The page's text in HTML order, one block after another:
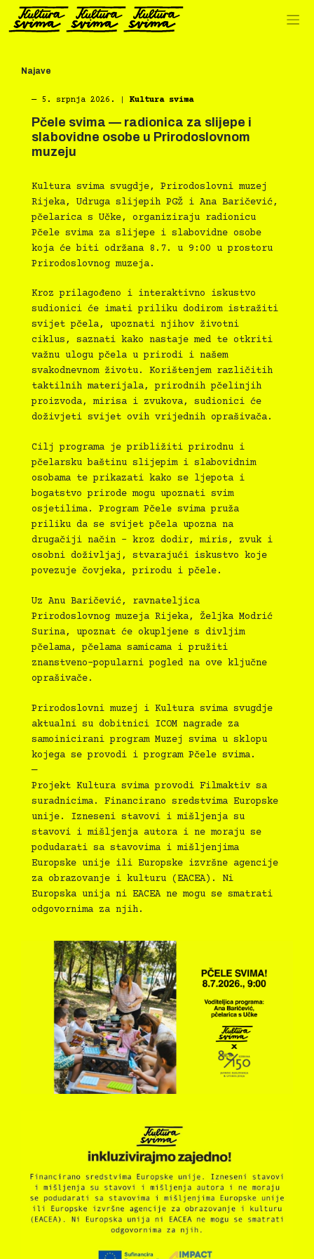
Preskoči
sadržaj
Najave
― 5. srpnja 2026. Kultura svima
Pčele svima — radionica za slijepe i
slabovidne osobe u Prirodoslovnom
muzeju
Kultura svima svugdje, Prirodoslovni muzej
Rijeka, Udruga slijepih PGŽ i Ana Baričević,
pčelarica s Učke, organiziraju radionicu
Pčele svima za slijepe i slabovidne osobe
koja će biti održana 8.7. u 9:00 u prostoru
Prirodoslovnog muzeja.
Kroz prilagođeno i interaktivno iskustvo
sudionici će imati priliku dodirom istražiti
svijet pčela, upoznati njihov životni
ciklus, saznati kako nastaje med te otkriti
važnu ulogu pčela u prirodi i našem
svakodnevnom životu. Korištenjem različitih
taktilnih materijala, prirodnih pčelinjih
proizvoda, mirisa i zvukova, sudionici će
doživjeti svijet ovih vrijednih oprašivača.
Cilj programa je približiti prirodnu i
pčelarsku baštinu slijepim i slabovidnim
osobama te prikazati kako se ljepota i
bogatstvo prirode mogu upoznati svim
osjetilima. Program Pčele svima pruža
priliku da se svijet pčela upozna na
drugačiji način – kroz dodir, miris, zvuk i
osobni doživljaj, stvarajući iskustvo koje
povezuje čovjeka, prirodu i pčele.
Uz Anu Baričević, ravnateljica
Prirodoslovnog muzeja Rijeka, Željka Modrić
Surina, upoznat će okupljene s divljim
pčelama, pčelama samicama i pružiti
znanstveno-popularni pogled na ove ključne
oprašivače.
Prirodoslovni muzej i Kultura svima svugdje
aktualni su dobitnici ICOM nagrade za
samoinicirani program Muzej svima u sklopu
kojega se provodi i program Pčele svima.
—
Projekt Kultura svima provodi Filmaktiv sa
suradnicima. Financirano sredstvima Europske
unije. Izneseni stavovi i mišljenja su
stavovi i mišljenja autora i ne moraju se
podudarati sa stavovima i mišljenjima
Europske unije ili Europske izvršne agencije
za obrazovanje i kulturu (EACEA). Ni
Europska unija ni EACEA ne mogu se smatrati
odgovornima za njih.